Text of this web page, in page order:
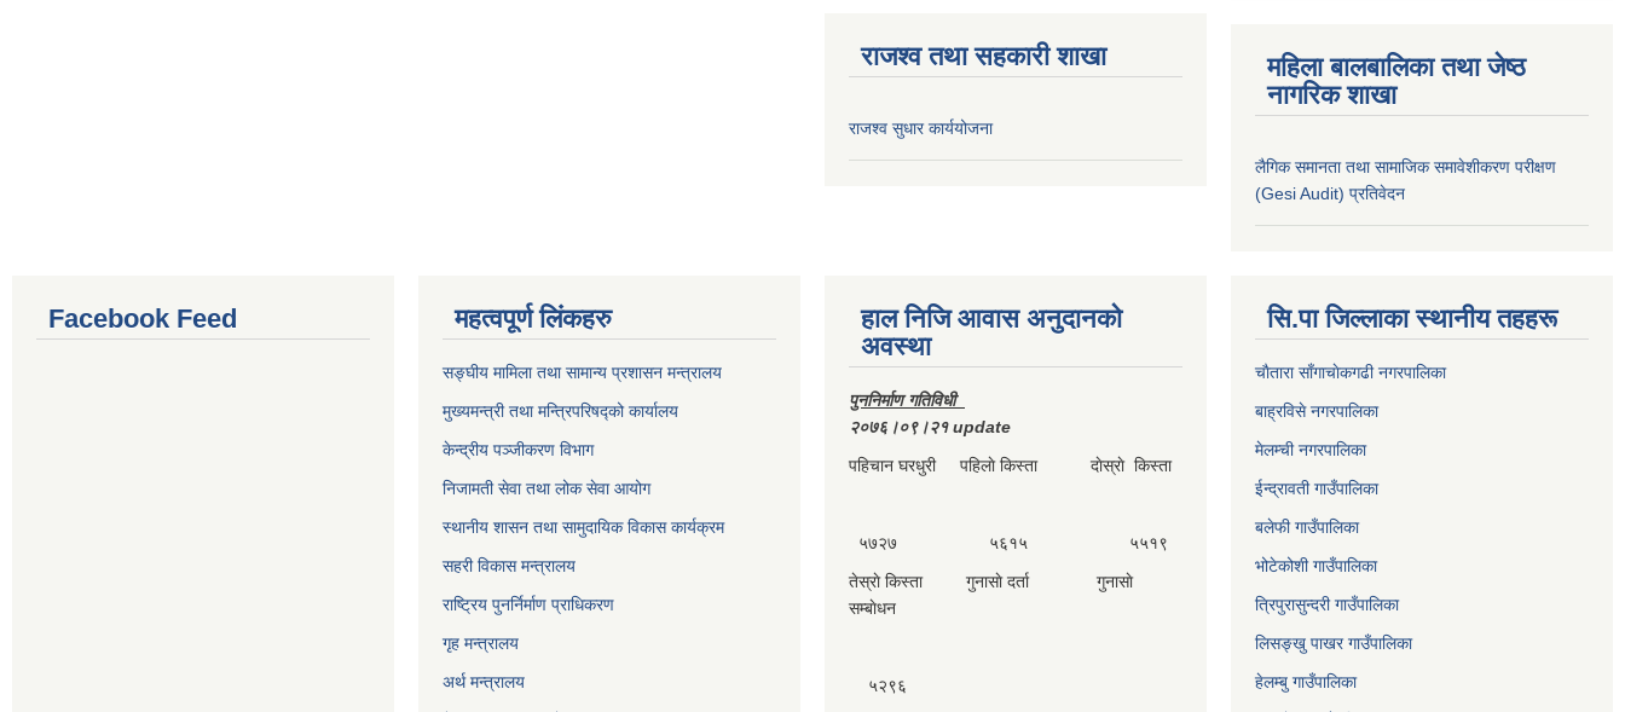
राजश्व तथा सहकारी शाखा
राजश्व सुधार कार्ययोजना
महिला बालबालिका तथा जेष्ठ
नागरिक शाखा
लैगिक समानता तथा सामाजिक समावेशीकरण परीक्षण
(Gesi Audit) प्रतिवेदन
Facebook Feed महत्वपूर्ण लिंकहरु
सङ्घीय मामिला तथा सामान्य प्रशासन मन्त्रालय
मुख्यमन्त्री तथा मन्त्रिपरिषद्को कार्यालय
केन्द्रीय पञ्जीकरण विभाग
निजामती सेवा तथा लोक सेवा आयोग
स्थानीय शासन तथा सामुदायिक विकास कार्यक्रम
सहरी विकास मन्त्रालय
राष्ट्रिय पुनर्निर्माण प्राधिकरण
गृह मन्त्रालय
अर्थ मन्त्रालय
हाल निजि आवास अनुदानकाे
अवस्था
पुननिर्माण गतिविधी
२०७६।०९।२१ update
पहिचान घरधुरी पहिलाे किस्ता दाेस्राे किस्ता
५७२७ ५६१५ ५५१९
तेस्राे किस्ता गुनासाे दर्ता गुनासाे
सम्बाेधन
५२९६
सि.पा जिल्लाका स्थानीय तहहरू
चाैतारा साँगाचाेकगढी नगरपालिका
बाह्रविसे नगरपालिका
मेलम्ची नगरपालिका
ईन्द्रावती गाउँपालिका
बलेफी गाउँपालिका
भोटेकोशी गाउँपालिका
त्रिपुरासुन्दरी गाउँपालिका
लिसङ्खु पाखर गाउँपालिका
हेलम्बु गाउँपालिका